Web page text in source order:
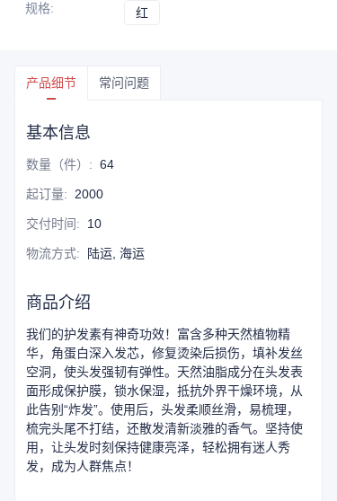
规格: 红
产品细节 常问问题
基本信息
数量（件） : 64
起订量: 2000
交付时间: 10
物流方式: 陆运, 海运
商品介绍
我们的护发素有神奇功效！富含多种天然植物精
华，角蛋白深入发芯，修复烫染后损伤，填补发丝
空洞，使头发强韧有弹性。天然油脂成分在头发表
面形成保护膜，锁水保湿，抵抗外界干燥环境，从
此告别“炸发”。使用后，头发柔顺丝滑，易梳理，
梳完头尾不打结，还散发清新淡雅的香气。坚持使
用，让头发时刻保持健康亮泽，轻松拥有迷人秀
发，成为人群焦点！